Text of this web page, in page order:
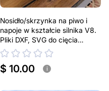
Nosidło/skrzynka na piwo i
napoje w kształcie silnika V8.
Pliki DXF, SVG do cięcia
plazmowego i laserowego. Na
puszki 330 ml i 500 ml
$ 10.00 i